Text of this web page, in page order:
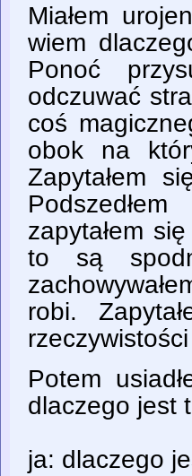
Miałem
wiem
Ponoć
odczuwać
coś
obok na
Zapytałem
zapytałem
to są
robi.
Potem
dlaczego jest
ja: dlaczego